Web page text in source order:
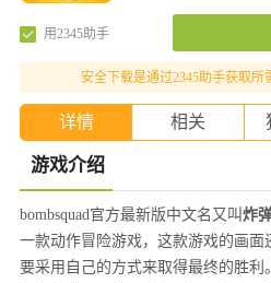
用2345助手
安全下载是通过2345助手获取所
详情 相关
游戏介绍
bombsquad官方最新版中文名又叫炸
一款动作冒险游戏，这款游戏的画面
要采用自己的方式来取得最终的胜利